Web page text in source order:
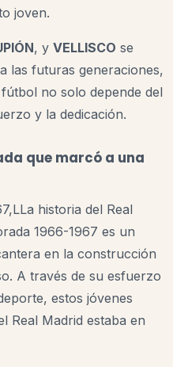
joven.
, y VELLISCO se
las futuras generaciones,
no solo depende del
y la dedicación.
que marcó a una
historia del Real
1966-1967 es un
en la construcción
A través de su esfuerzo
estos jóvenes
Real Madrid estaba en